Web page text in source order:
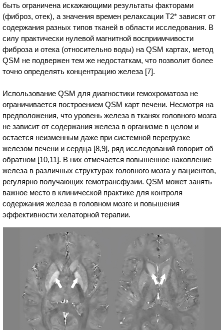
быть ограничена искажающими результаты факторами
(фиброз, отек), а значения времен релаксации T2* зависят от
содержания разных типов тканей в области исследования. В
силу практически нулевой магнитной восприимчивости
фиброза и отека (относительно воды) на QSM картах, метод
QSM не подвержен тем же недостаткам, что позволит более
точно определять концентрацию железа [7].
Использование QSM для диагностики гемохроматоза не
ограничивается построением QSM карт печени. Несмотря на
предположения, что уровень железа в тканях головного мозга
не зависит от содержания железа в организме в целом и
остается неизменным даже при системной перегрузке
железом печени и сердца [8,9], ряд исследований говорит об
обратном [10,11]. В них отмечается повышенное накопление
железа в различных структурах головного мозга у пациентов,
регулярно получающих гемотрансфузии. QSM может занять
важное место в клинической практике для контроля
содержания железа в головном мозге и повышения
эффективности хелаторной терапии.